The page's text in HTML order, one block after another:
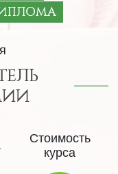
Стоимость
курса